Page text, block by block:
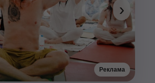
Реклама
›